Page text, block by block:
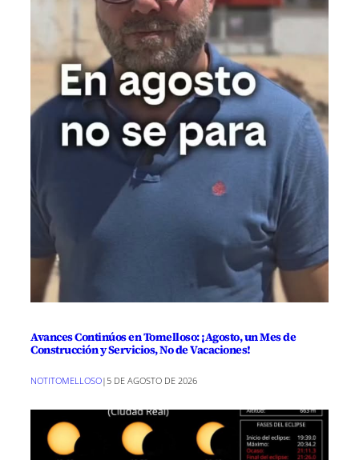
Avances Continúos en Tomelloso: ¡Agosto, un Mes de
Construcción y Servicios, No de Vacaciones!
NOTITOMELLOSO| 5 DE AGOSTO DE 2026